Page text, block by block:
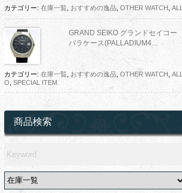
カテゴリー: 在庫一覧, おすすめの逸品, OTHER WATCH ALL
GRAND SEIKO グランドセイコ
パラケース(PALLADIUM4...
カテゴリー: 在庫一覧, おすすめの逸品, OTHER WATCH ALL
O SPECIAL ITEM
商品検索